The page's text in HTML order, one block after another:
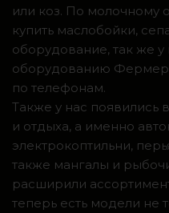
или коз. По молочному
купить маслобойки,
оборудование, так же у
оборудованию
по телефонам.
Также у нас
и отдыха, а именно
электрокоптильни,
также мангалы и
расширили
теперь есть модели не